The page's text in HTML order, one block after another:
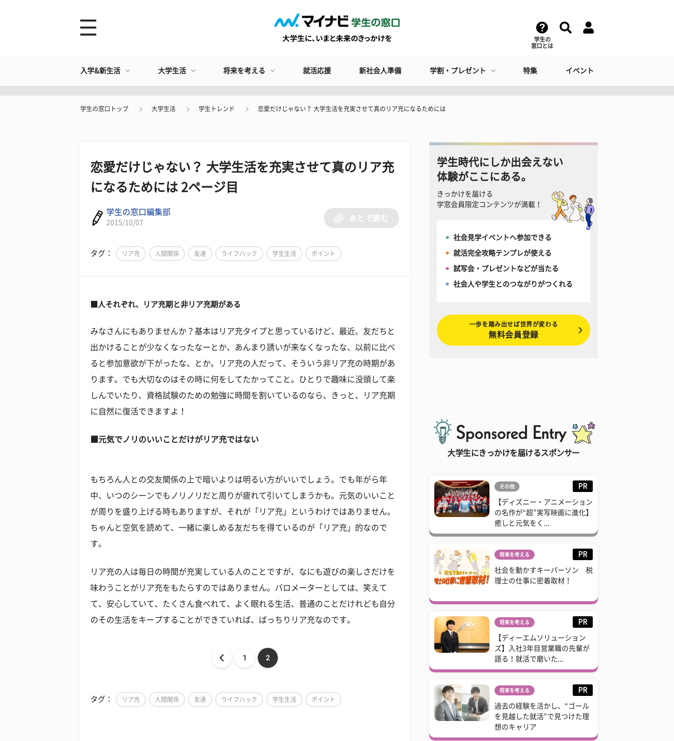
学生の
窓口とは
入学&新生活 大学生活 将来を考える 就活応援 新社会人準備 学割・プレゼント 特集 イベント
学生の窓口トップ 大学生活 学生トレンド 恋愛だけじゃない？ 大学生活を充実させて真のリア充になるためには
恋愛だけじゃない？ 大学生活を充実させて真のリア充
になるためには 2ページ目
学生の窓口編集部
2015/10/07
あとで読む
タグ： リア充 人間関係 友達 ライフハック 学生生活 ポイント
■人それぞれ、リア充期と非リア充期がある
みなさんにもありませんか？基本はリア充タイプと思っているけど、最近、友だちと
出かけることが少なくなったなーとか、あんまり誘いが来なくなったな、以前に比べ
ると参加意欲が下がったな、とか。リア充の人だって、そういう非リア充の時期があ
ります。でも大切なのはその時に何をしてたかってこと。ひとりで趣味に没頭して楽
しんでいたり、資格試験のための勉強に時間を割いているのなら、きっと、リア充期
に自然に復活できますよ！
■元気でノリのいいことだけがリア充ではない
もちろん人との交友関係の上で暗いよりは明るい方がいいでしょう。でも年がら年
中、いつのシーンでもノリノリだと周りが疲れて引いてしまうかも。元気のいいこと
が周りを盛り上げる時もありますが、それが「リア充」というわけではありません。
ちゃんと空気を読めて、一緒に楽しめる友だちを得ているのが「リア充」的なので
す。
リア充の人は毎日の時間が充実している人のことですが、なにも遊びの楽しさだけを
味わうことがリア充をもたらすのではありません。バロメーターとしては、笑えて
て、安心していて、たくさん食べれて、よく眠れる生活、普通のことだけれども自分
のその生活をキープすることができていれば、ばっちりリア充なのです。
1 2
タグ： リア充 人間関係 友達 ライフハック 学生生活 ポイント
学生時代にしか出会えない
体験がここにある。
きっかけを届ける
学窓会員限定コンテンツが満載！
社会見学イベントへ参加できる
就活完全攻略テンプレが使える
試写会・プレゼントなどが当たる
社会人や学生とのつながりがつくれる
一歩を踏み出せば世界が変わる
無料会員登録
大学生にきっかけを届けるスポンサー
その他 PR
【ディズニー・アニメーション
の名作が“超”実写映画に進化】
癒しと元気をく...
将来を考える PR
社会を動かすキーパーソン 税
理士の仕事に密着取材！
将来を考える PR
【ディーエムソリューション
ズ】入社3年目営業職の先輩が
語る！就活で磨いた...
将来を考える PR
過去の経験を活かし、“ゴール
を見越した就活”で見つけた理
想のキャリア